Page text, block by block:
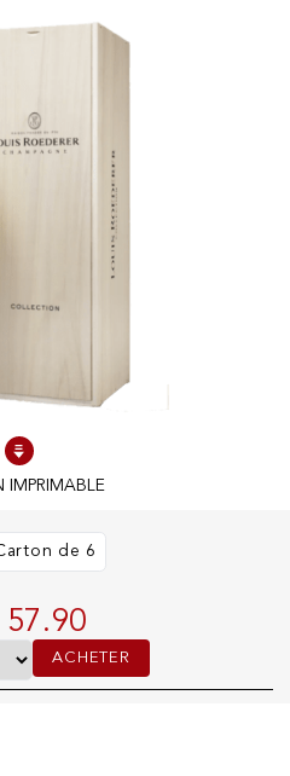
EN STOCK
optimales
Genève
Florissant
de 6
57.90
ACHETER
IMPRIMABLE